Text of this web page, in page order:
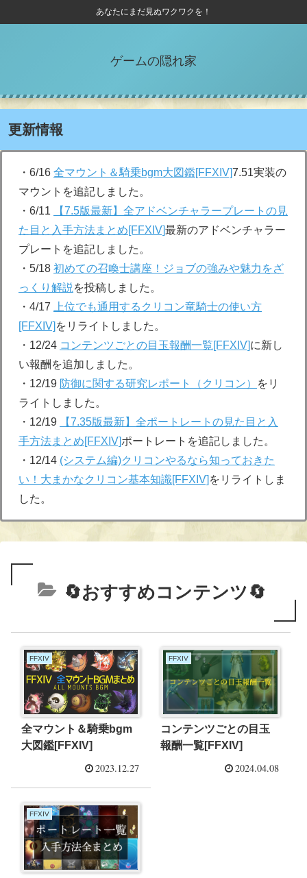
あなたにまだ見ぬワクワクを！
ゲームの隠れ家
更新情報
・6/16 全マウント＆騎乗bgm大図鑑[FFXIV]7.51実装の
マウントを追記しました。
・6/11
【7.5版最新】全アドベンチャラープレートの見
た目と入手方法まとめ[FFXIV]最新のアドベンチャラー
プレートを追記しました。
・5/18 初めての召喚士講座！ジョブの強みや魅力をざ
っくり解説 を投稿しました。
・4/17
上位でも通用するクリコン竜騎士の使い方
[FFXIV] をリライトしました。
・12/24 コンテンツごとの目玉報酬一覧[FFXIV]に新し
い報酬を追加しました。
・12/19 防御に関する研究レポート（クリコン）
をリ
ライトしました。
・12/19
【7.35版最新】全ポートレートの見た目と入
手方法まとめ[FFXIV]ポートレートを追記しました。
・12/14 (システム編)クリコンやるなら知っておきた
い！大まかなクリコン基本知識[FFXIV] をリライトしま
した。
🔄おすすめコンテンツ🔄
FFXIV
全マウント＆騎乗bgm
大図鑑[FFXIV]
2023.12.27
FFXIV
コンテンツごとの目玉
報酬一覧[FFXIV]
2024.04.08
FFXIV